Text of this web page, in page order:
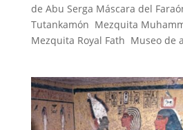
de Abu Serga Máscara del
Tutankamón Mezquita
Mezquita Royal Fath Museo de